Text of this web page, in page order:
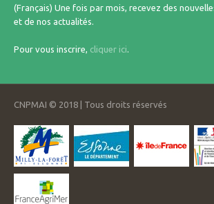
(Français) Une fois par mois, recevez des
et de nos actualités.
Pour vous inscrire, cliquer ici
CNPMAI © 2018 | Tous droits réservés